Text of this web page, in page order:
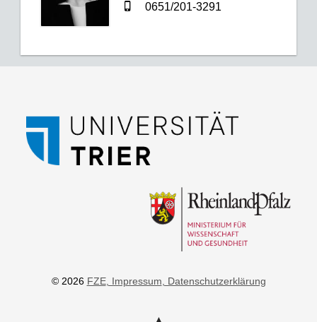
0651/201-3291
© 2026 FZE, Impressum , Datenschutzerklärung